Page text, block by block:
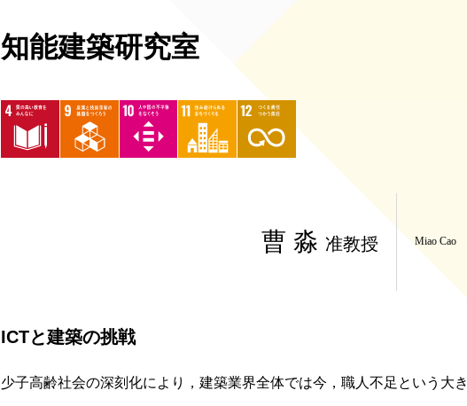
知能建築研究室
曹 淼 准教授 Miao Cao
ICTと建築の挑戦
少子高齢社会の深刻化により，建築業界全体では今，職人不足という大き